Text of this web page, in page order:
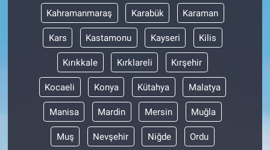
Kahramanmaraş Karabük Karaman
Kars Kastamonu Kayseri Kilis
Kırıkkale Kırklareli Kırşehir
Kocaeli Konya Kütahya Malatya
Manisa Mardin Mersin Muğla
Muş Nevşehir Niğde Ordu